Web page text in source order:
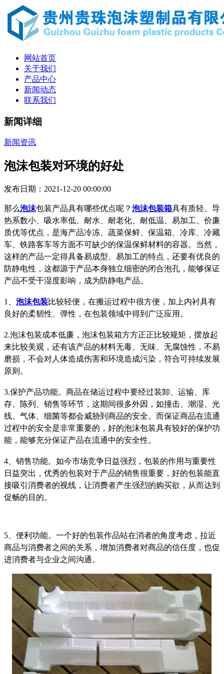
网站首页
关于我们
产品中心
新闻动态
联系我们
新闻详细
新闻资讯
泡沫包装对环境的好处
发布日期：2021-12-20 00:00:00
那么泡沫包装产品具有哪些优点呢？ 泡沫包装箱具有质轻、导
热系数小、吸水率低、耐水、耐老化、耐低温、易加工、价廉
质优等优点，是海产品冷冻、蔬菜保鲜、保温箱、冷库、冷藏
车、铁路客车等方面不可缺少的保温保鲜材料的容器。当然，
这样的产品一定得具备易成型、易加工的特点，还要有优良的
防静电性，这都源于产品本身独立细密的闭合泡孔，能够保证
产品不受干湿度影响，成为防静电产品。
1、 泡沫包装比较轻便，在搬运过程中很方便，加上内衬具有
良好的柔韧性、弹性，在包装领域中得到广泛应用。
2.泡沫包装成本低廉，泡沫包装箱方方正正比较规矩，摆放起
来比较美观，还有该产品的材料无毒、无味、无腐蚀性，不易
磨损，不会对人体造成伤害和环境造成污染，符合可持续发展
原则。
3.保护产品功能。商品在储运过程中要经过装卸、运输、库
存、陈列、销售等环节，这期间很多外因，如撞击、潮湿、光
线、气体、细菌等都会威胁到商品的安全。而保证商品在流通
过程中的安全是非常重要的，好的泡沫包装具有较好的保护功
能，能够充分保证产品在流通中的安全性。
4、销售功能。如今市场竞争日益强烈，包装的作用与重要性
日益突出，优秀的包装对于产品的销售很重要，好的包装能直
接吸引消费者的视线，让消费者产生强烈的购买欲，从而达到
促畅的目的。
5、便利功能。一个好的包装作品站在消者的角度考虑，拉近
商品与消费者之间的关系，增加消费者对商品的信任度，也促
进消费者与企业之间沟通。